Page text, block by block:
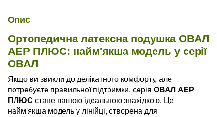
Опис
Ортопедична латексна подушка ОВАЛ
АЕР ПЛЮС: найм'якша модель у серії
ОВАЛ
Якщо ви звикли до делікатного комфорту, але
потребуєте правильної підтримки, серія ОВАЛ АЕР
ПЛЮС стане вашою ідеальною знахідкою. Це
найм'якша модель у лінійці, створена для